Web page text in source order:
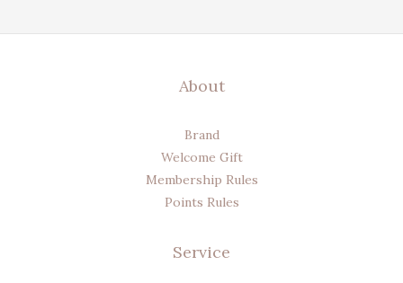
About
Brand
Welcome Gift
Membership Rules
Points Rules
Service